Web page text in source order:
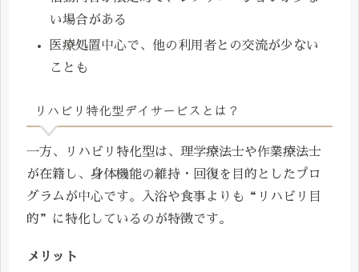
い場合がある
医療処置中心で、他の利用者との交流が少ない
ことも
リハビリ特化型デイサービスとは？
一方、リハビリ特化型は、理学療法士や作業療法士
が在籍し、身体機能の維持・回復を目的としたプロ
グラムが中心です。入浴や食事よりも“リハビリ目
的”に特化しているのが特徴です。
メリット